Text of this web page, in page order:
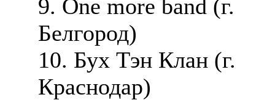
9. One more band (г.
Белгород)
10. Бух Тэн Клан (г.
Краснодар)